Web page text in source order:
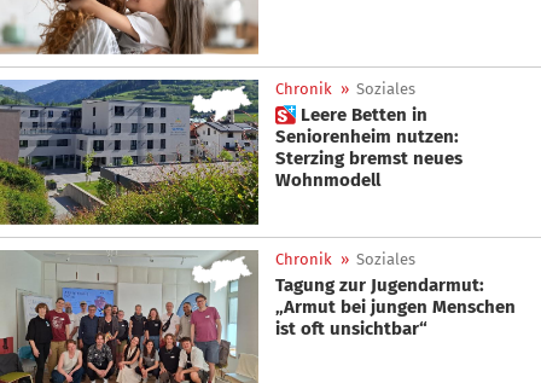
Chronik » Soziales
 Leere Betten in
Seniorenheim nutzen:
Sterzing bremst neues
Wohnmodell
Chronik » Soziales
Tagung zur Jugendarmut:
„Armut bei jungen Menschen
ist oft unsichtbar“